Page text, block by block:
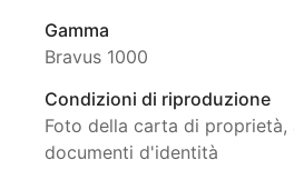
Gamma
Bravus 1000
Condizioni di riproduzione
Foto della carta di proprietà,
documenti d'identità